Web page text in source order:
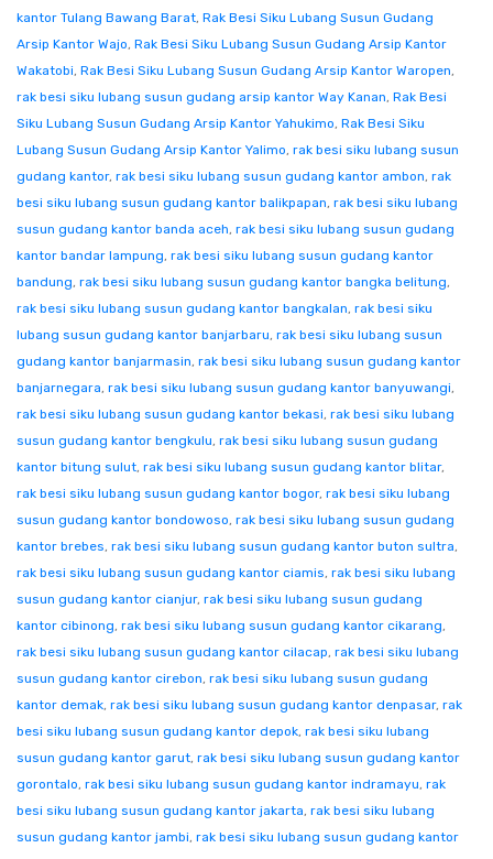
kantor Tulang Bawang Barat, Rak Besi Siku Lubang Susun Gudang
Arsip Kantor Wajo, Rak Besi Siku Lubang Susun Gudang Arsip Kantor
Wakatobi, Rak Besi Siku Lubang Susun Gudang Arsip Kantor Waropen,
rak besi siku lubang susun gudang arsip kantor Way Kanan, Rak Besi
Siku Lubang Susun Gudang Arsip Kantor Yahukimo, Rak Besi Siku
Lubang Susun Gudang Arsip Kantor Yalimo, rak besi siku lubang susun
gudang kantor, rak besi siku lubang susun gudang kantor ambon, rak
besi siku lubang susun gudang kantor balikpapan, rak besi siku lubang
susun gudang kantor banda aceh, rak besi siku lubang susun gudang
kantor bandar lampung, rak besi siku lubang susun gudang kantor
bandung, rak besi siku lubang susun gudang kantor bangka belitung,
rak besi siku lubang susun gudang kantor bangkalan, rak besi siku
lubang susun gudang kantor banjarbaru, rak besi siku lubang susun
gudang kantor banjarmasin, rak besi siku lubang susun gudang kantor
banjarnegara, rak besi siku lubang susun gudang kantor banyuwangi,
rak besi siku lubang susun gudang kantor bekasi, rak besi siku lubang
susun gudang kantor bengkulu, rak besi siku lubang susun gudang
kantor bitung sulut, rak besi siku lubang susun gudang kantor blitar,
rak besi siku lubang susun gudang kantor bogor, rak besi siku lubang
susun gudang kantor bondowoso, rak besi siku lubang susun gudang
kantor brebes, rak besi siku lubang susun gudang kantor buton sultra,
rak besi siku lubang susun gudang kantor ciamis, rak besi siku lubang
susun gudang kantor cianjur, rak besi siku lubang susun gudang
kantor cibinong, rak besi siku lubang susun gudang kantor cikarang,
rak besi siku lubang susun gudang kantor cilacap, rak besi siku lubang
susun gudang kantor cirebon, rak besi siku lubang susun gudang
kantor demak, rak besi siku lubang susun gudang kantor denpasar, rak
besi siku lubang susun gudang kantor depok, rak besi siku lubang
susun gudang kantor garut, rak besi siku lubang susun gudang kantor
gorontalo, rak besi siku lubang susun gudang kantor indramayu, rak
besi siku lubang susun gudang kantor jakarta, rak besi siku lubang
susun gudang kantor jambi, rak besi siku lubang susun gudang kantor